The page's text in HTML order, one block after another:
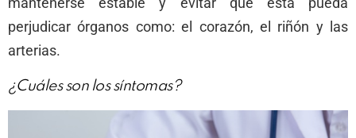
perjudicar órganos como: el corazón, el riñón y las
arterias.
¿Cuáles son los síntomas?